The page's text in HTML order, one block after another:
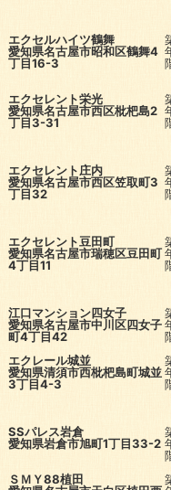
エクセルハイツ鶴舞
愛知県名古屋市昭和区鶴舞4
丁目16-3
エクセレント栄光
愛知県名古屋市西区枇杷島2
丁目3-31
エクセレント庄内
愛知県名古屋市西区笠取町3
丁目32
エクセレント豆田町
愛知県名古屋市瑞穂区豆田町
4丁目11
江口マンション四女子
愛知県名古屋市中川区四女子
町4丁目42
エクレール城並
愛知県清須市西枇杷島町城並
3丁目4-3
SSパレス岩倉
愛知県岩倉市旭町1丁目33-2
ＳＭＹ88植田